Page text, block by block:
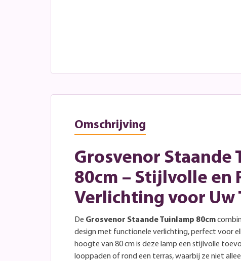
Omschrijving
Grosvenor Staande
80cm – Stijlvolle en
Verlichting voor Uw
De Grosvenor Staande Tuinlamp 80cm
design met functionele verlichting, perfect voor
hoogte van 80 cm is deze lamp een stijlvolle
looppaden of rond een terras, waarbij ze niet